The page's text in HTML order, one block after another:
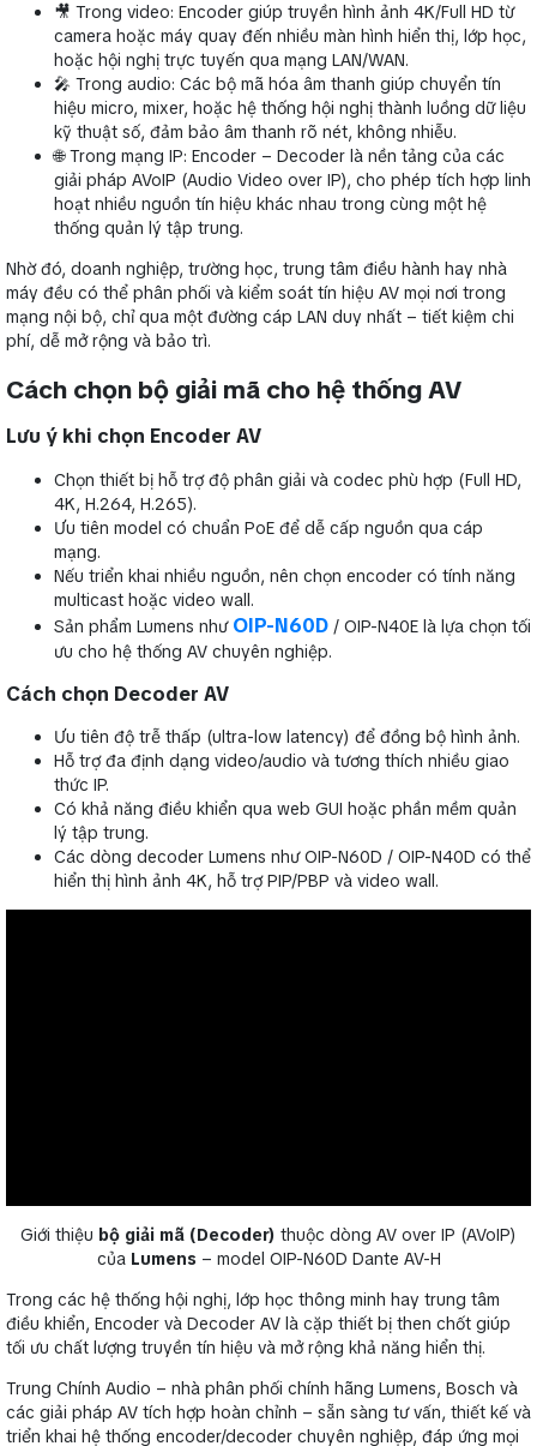
🎥 Trong video: Encoder giúp truyền hình ảnh 4K/Full HD từ
camera hoặc máy quay đến nhiều màn hình hiển thị, lớp học,
hoặc hội nghị trực tuyến qua mạng LAN/WAN.
🎤 Trong audio: Các bộ mã hóa âm thanh giúp chuyển tín
hiệu micro, mixer, hoặc hệ thống hội nghị thành luồng dữ liệu
kỹ thuật số, đảm bảo âm thanh rõ nét, không nhiễu.
🌐 Trong mạng IP: Encoder – Decoder là nền tảng của các
giải pháp AVoIP (Audio Video over IP), cho phép tích hợp linh
hoạt nhiều nguồn tín hiệu khác nhau trong cùng một hệ
thống quản lý tập trung.
Nhờ đó, doanh nghiệp, trường học, trung tâm điều hành hay nhà
máy đều có thể phân phối và kiểm soát tín hiệu AV mọi nơi trong
mạng nội bộ, chỉ qua một đường cáp LAN duy nhất – tiết kiệm chi
phí, dễ mở rộng và bảo trì.
Cách chọn bộ giải mã cho hệ thống AV
Lưu ý khi chọn Encoder AV
Chọn thiết bị hỗ trợ độ phân giải và codec phù hợp (Full HD,
4K, H.264, H.265).
Ưu tiên model có chuẩn PoE để dễ cấp nguồn qua cáp
mạng.
Nếu triển khai nhiều nguồn, nên chọn encoder có tính năng
multicast hoặc video wall.
Sản phẩm Lumens như OIP-N60D / OIP-N40E là lựa chọn tối
ưu cho hệ thống AV chuyên nghiệp.
Cách chọn Decoder AV
Ưu tiên độ trễ thấp (ultra-low latency) để đồng bộ hình ảnh.
Hỗ trợ đa định dạng video/audio và tương thích nhiều giao
thức IP.
Có khả năng điều khiển qua web GUI hoặc phần mềm quản
lý tập trung.
Các dòng decoder Lumens như OIP-N60D / OIP-N40D có thể
hiển thị hình ảnh 4K, hỗ trợ PIP/PBP và video wall.
Giới thiệu bộ giải mã (Decoder) thuộc dòng AV over IP (AVoIP)
của Lumens – model OIP-N60D Dante AV-H
Trong các hệ thống hội nghị, lớp học thông minh hay trung tâm
điều khiển, Encoder và Decoder AV là cặp thiết bị then chốt giúp
tối ưu chất lượng truyền tín hiệu và mở rộng khả năng hiển thị.
Trung Chính Audio – nhà phân phối chính hãng Lumens, Bosch và
các giải pháp AV tích hợp hoàn chỉnh – sẵn sàng tư vấn, thiết kế và
triển khai hệ thống encoder/decoder chuyên nghiệp, đáp ứng mọi